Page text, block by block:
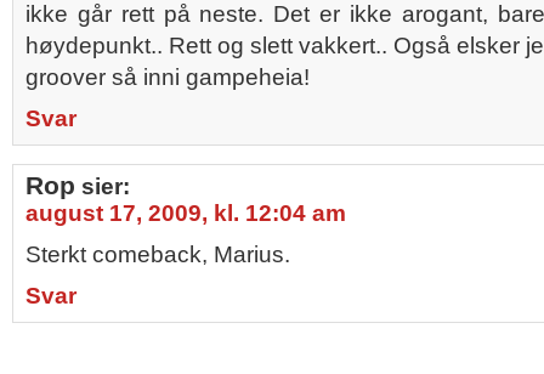
ikke går rett på neste. Det er ikke arogant,
høydepunkt.. Rett og slett vakkert.. Også elsker
groover så inni gampeheia!
Svar
Rop sier:
august 17, 2009, kl. 12:04 am
Sterkt comeback, Marius.
Svar